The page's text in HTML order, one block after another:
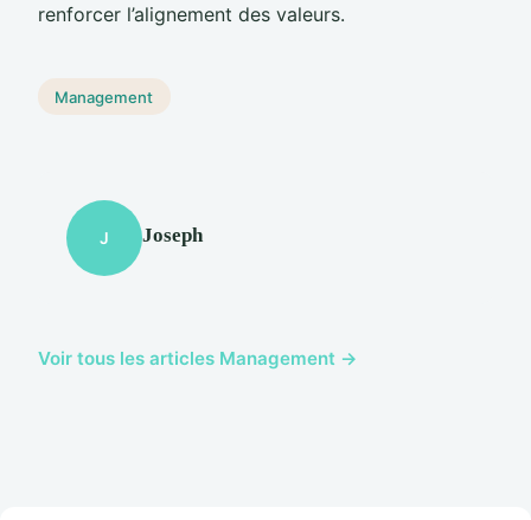
renforcer l’alignement des valeurs.
Management
J Joseph
Voir tous les articles Management →